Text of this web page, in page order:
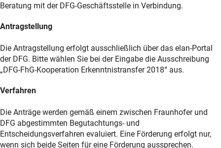
Beratung mit der DFG-Geschäftsstelle in Verbindung.
Antragstellung
Die Antragstellung erfolgt ausschließlich über das elan-Portal
der DFG. Bitte wählen Sie bei der Eingabe die Ausschreibung
„DFG-FhG-Kooperation Erkenntnistransfer 2018“ aus.
Verfahren
Die Anträge werden gemäß einem zwischen Fraunhofer und
DFG abgestimmten Begutachtungs- und
Entscheidungsverfahren evaluiert. Eine Förderung erfolgt nur,
wenn sich beide Seiten für eine Förderung aussprechen.